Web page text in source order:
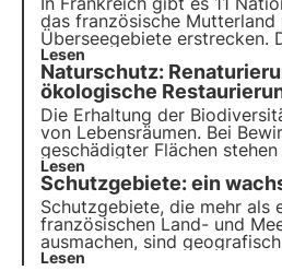
das französische Mutterland
Überseegebiete erstrecken.
Frankreich sind international
Gebiete anerkannt, die eine
beherbergen.
Lesen
Naturschutz:
ökologische
Die Erhaltung der
von Lebensräumen. Bei
geschädigter Flächen
und ökologische
Warum sind diese Ansätze
funktionieren sie?
Lesen
Schutzgebiete: ein
Schutzgebiete, die mehr als
französischen Land- und
ausmachen, sind
deren Priorität die
Lesen